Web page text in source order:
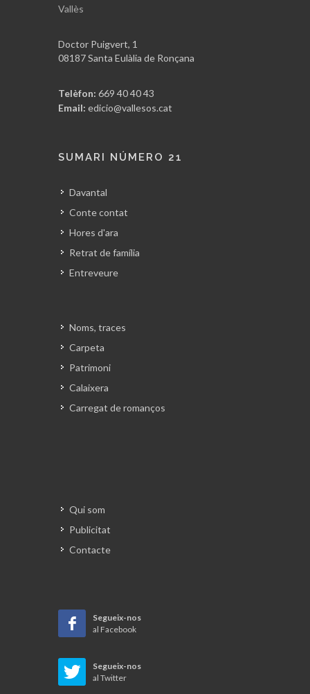
Vallès
Doctor Puigvert, 1
08187 Santa Eulàlia de Ronçana
Telèfon: 669 40 40 43
Email: edicio@vallesos.cat
SUMARI NÚMERO 21
Davantal
Conte contat
Hores d'ara
Retrat de família
Entreveure
Noms, traces
Carpeta
Patrimoni
Calaixera
Carregat de romanços
Qui som
Publicitat
Contacte
Segueix-nos
al Facebook
Segueix-nos
al Twitter